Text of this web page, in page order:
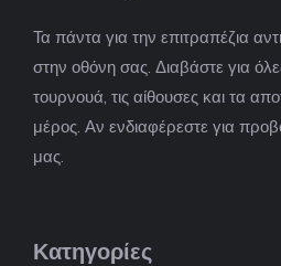
Τα πάντα για την επιτραπέζια
στην οθόνη σας. Διαβάστε για
τουρνουά, τις αίθουσες και τα
μέρος. Αν ενδιαφέρεστε για
μας.
Κατηγορίες